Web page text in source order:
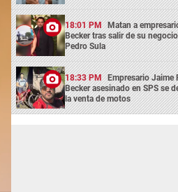
18:01 PM Matan a
Becker tras salir de su
Pedro Sula
18:33 PM Empresario Jaime
Becker asesinado en SPS se
la venta de motos